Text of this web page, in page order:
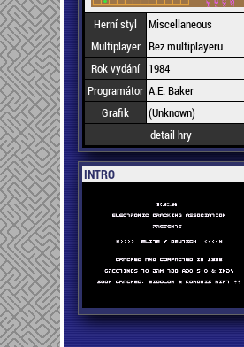
Herní styl
Miscellaneous
Multiplayer Bez multiplayeru
Rok vydání
1984
Programátor A.E. Baker
Grafik
(Unknown)
detail hry
INTRO